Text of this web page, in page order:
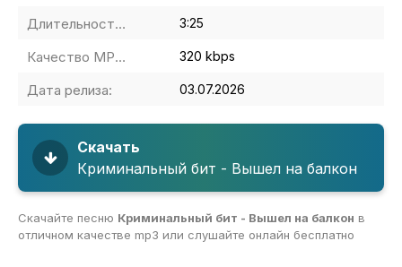
Длительность MP3: 3:25
Качество MP3: 320 kbps
Дата релиза: 03.07.2026
Скачать
Криминальный бит - Вышел на балкон
Скачайте песню Криминальный бит - Вышел на балкон в
отличном качестве mp3 или слушайте онлайн бесплатно